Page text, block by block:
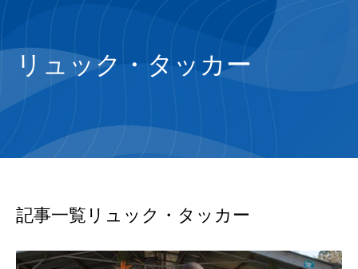
リュック・タッカー
記事一覧リュック・タッカー